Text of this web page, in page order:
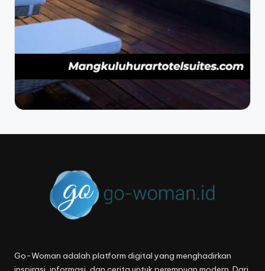
Go-Woman adalah platform digital yang menghadirkan